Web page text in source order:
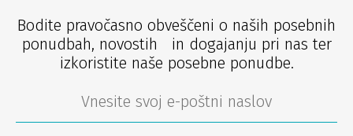
Bodite pravočasno obveščeni o naših posebnih
ponudbah, novostih in dogajanju pri nas ter
izkoristite naše posebne ponudbe.